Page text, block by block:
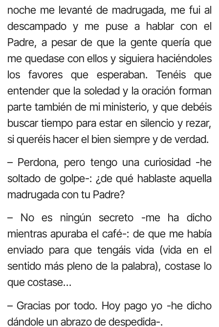
noche me levanté de madrugada, me fui al
descampado y me puse a hablar con el
Padre, a pesar de que la gente quería que
me quedase con ellos y siguiera haciéndoles
los favores que esperaban. Tenéis que
entender que la soledad y la oración forman
parte también de mi ministerio, y que debéis
buscar tiempo para estar en silencio y rezar,
si queréis hacer el bien siempre y de verdad.
– Perdona, pero tengo una curiosidad -he
soltado de golpe-: ¿de qué hablaste aquella
madrugada con tu Padre?
– No es ningún secreto -me ha dicho
mientras apuraba el café-: de que me había
enviado para que tengáis vida (vida en el
sentido más pleno de la palabra), costase lo
que costase…
– Gracias por todo. Hoy pago yo -he dicho
dándole un abrazo de despedida-.